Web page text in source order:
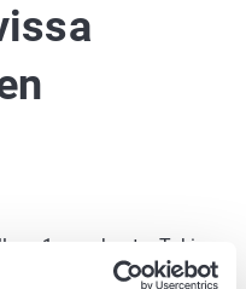
1. syyskuuta. Tuki
saatavuutta ja